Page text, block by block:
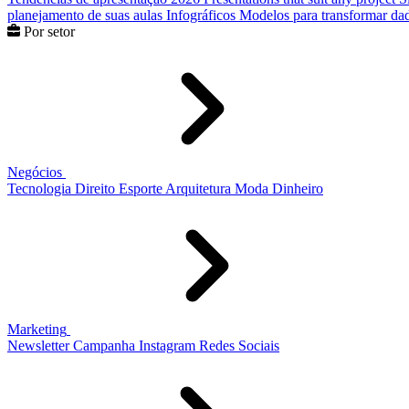
planejamento de suas aulas Infográficos Modelos para transformar
Por setor
Negócios
Tecnologia Direito Esporte Arquitetura Moda Dinheiro
Marketing
Newsletter Campanha Instagram Redes Sociais